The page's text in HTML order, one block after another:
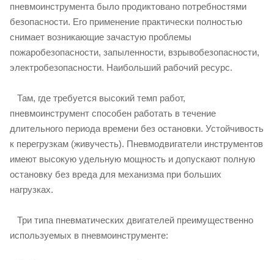
пневмоинструмента было продиктовано потребностями
безопасности. Его применение практически полностью
снимает возникающие зачастую проблемы
пожаробезопасности, запыленности, взрывобезопасности,
электробезопасности. Наибольший рабочий ресурс.
Там, где требуется высокий темп работ,
пневмоинструмент способен работать в течение
длительного периода времени без остановки. Устойчивость
к перегрузкам (живучесть). Пневмодвигатели инструментов
имеют высокую удельную мощность и допускают полную
остановку без вреда для механизма при больших
нагрузках.
Три типа пневматических двигателей преимущественно
используемых в пневмоинструменте: